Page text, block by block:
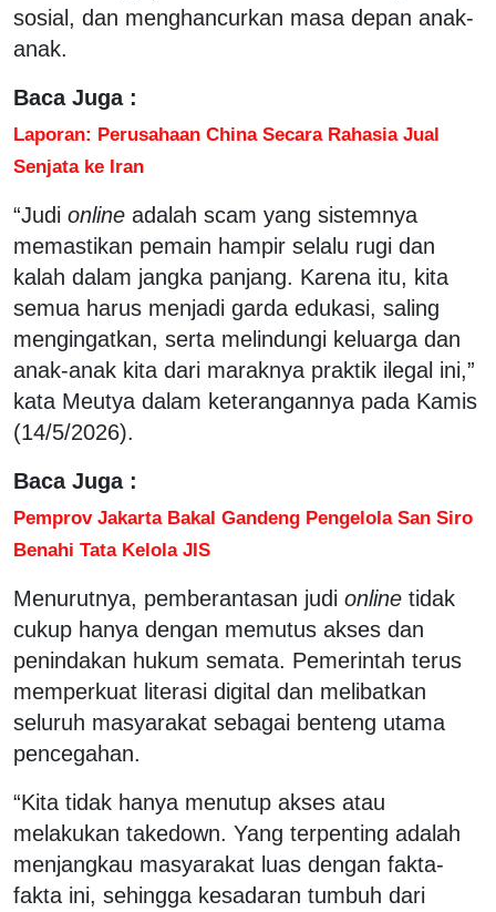
sosial, dan menghancurkan masa depan anak-
anak.
Baca Juga :
Laporan: Perusahaan China Secara Rahasia Jual
Senjata ke Iran
“Judi online adalah scam yang sistemnya
memastikan pemain hampir selalu rugi dan
kalah dalam jangka panjang. Karena itu, kita
semua harus menjadi garda edukasi, saling
mengingatkan, serta melindungi keluarga dan
anak-anak kita dari maraknya praktik ilegal ini,”
kata Meutya dalam keterangannya pada Kamis
(14/5/2026).
Baca Juga :
Pemprov Jakarta Bakal Gandeng Pengelola San Siro
Benahi Tata Kelola JIS
Menurutnya, pemberantasan judi online tidak
cukup hanya dengan memutus akses dan
penindakan hukum semata. Pemerintah terus
memperkuat literasi digital dan melibatkan
seluruh masyarakat sebagai benteng utama
pencegahan.
“Kita tidak hanya menutup akses atau
melakukan takedown. Yang terpenting adalah
menjangkau masyarakat luas dengan fakta-
fakta ini, sehingga kesadaran tumbuh dari